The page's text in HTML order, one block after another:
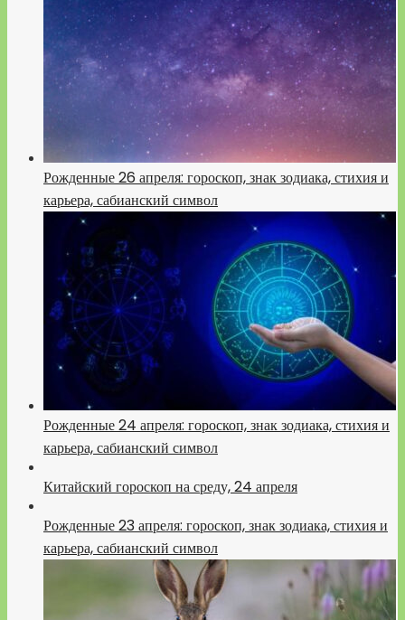
Рожденные 26 апреля: гороскоп, знак зодиака, стихия и
карьера, сабианский символ
Рожденные 24 апреля: гороскоп, знак зодиака, стихия и
карьера, сабианский символ
Китайский гороскоп на среду, 24 апреля
Рожденные 23 апреля: гороскоп, знак зодиака, стихия и
карьера, сабианский символ